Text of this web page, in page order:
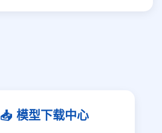
📥 模型下载中心